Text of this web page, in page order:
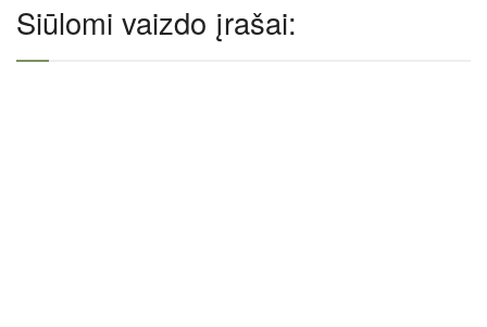
Siūlomi vaizdo įrašai: